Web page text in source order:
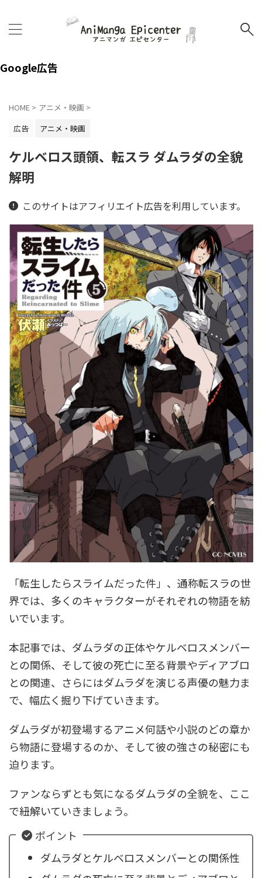
Google広告
HOME > アニメ・映画 >
広告
アニメ・映画
ケルベロス頭領、転スラ ダムラダの全貌
解明
このサイトはアフィリエイト広告を利用しています。
「転生したらスライムだった件」、通称転スラの世
界では、多くのキャラクターがそれぞれの物語を紡
いでいます。
本記事では、ダムラダの正体やケルベロスメンバー
との関係、そして彼の死亡に至る背景やディアブロ
との関連、さらにはダムラダを演じる声優の魅力ま
で、幅広く掘り下げていきます。
ダムラダが初登場するアニメ何話や小説のどの章か
ら物語に登場するのか、そして彼の強さの秘密にも
迫ります。
ファンならずとも気になるダムラダの全貌を、ここ
で紐解いていきましょう。
ポイント
ダムラダとケルベロスメンバーとの関係性